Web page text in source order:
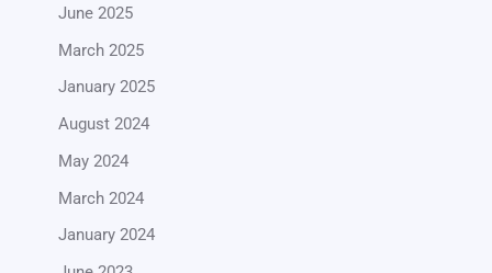
June 2025
March 2025
January 2025
August 2024
May 2024
March 2024
January 2024